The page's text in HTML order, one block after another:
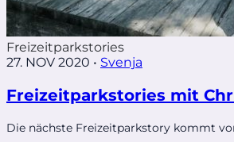
Freizeitparkstories
27. NOV 2020 • Svenja
Freizeitparkstories mit
Die nächste Freizeitparkstory kommt